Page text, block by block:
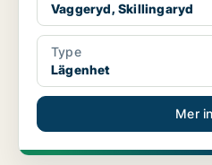
Vaggeryd, Skillingaryd
Type
Lägenhet
Mer